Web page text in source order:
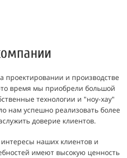
проектировании и производстве
время мы приобрели большой
технологии и "ноу-хау"
нам успешно реализовать более
доверие клиентов.
наших клиентов и
имеют высокую ценность